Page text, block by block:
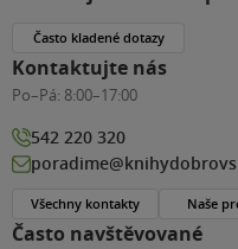
Často navštěvované
Často kladené dotazy
Kontaktujte nás
Po–Pá: 8:00–17:00
542 220 320
Všechny kontakty Naše